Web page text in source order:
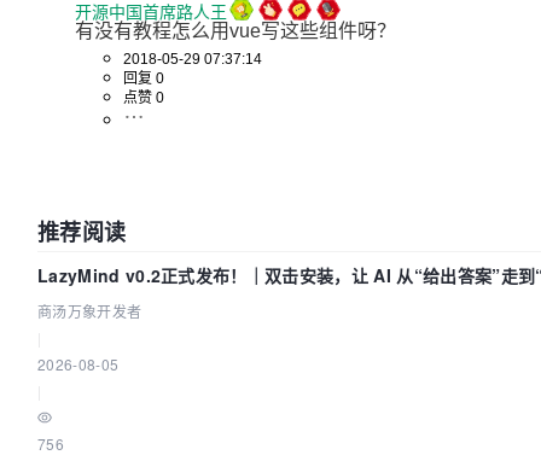
开源中国首席路人王
有没有教程怎么用vue写这些组件呀？
2018-05-29 07:37:14
回复 0
点赞 0
推荐阅读
LazyMind v0.2正式发布！｜双击安装，让 AI 从“给出答案”走到
商汤万象开发者
2026-08-05
756